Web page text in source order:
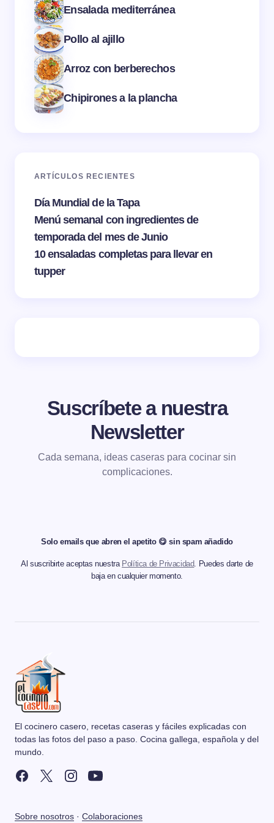
Ensalada mediterránea
Pollo al ajillo
Arroz con berberechos
Chipirones a la plancha
ARTÍCULOS RECIENTES
Día Mundial de la Tapa
Menú semanal con ingredientes de
temporada del mes de Junio
10 ensaladas completas para llevar en
tupper
Suscríbete a nuestra
Newsletter
Cada semana, ideas caseras para cocinar sin
complicaciones.
Solo emails que abren el apetito 😋 sin spam añadido
Al suscribirte aceptas nuestra Política de Privacidad. Puedes darte de
baja en cualquier momento.
El cocinero casero, recetas caseras y fáciles explicadas con
todas las fotos del paso a paso. Cocina gallega, española y del
mundo.
Sobre nosotros · Colaboraciones